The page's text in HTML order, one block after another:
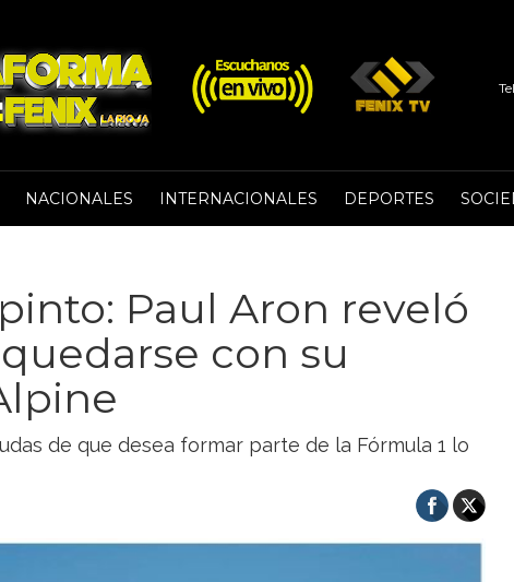
NACIONALES INTERNACIONALES DEPORTES
Paul Aron reveló
con su
de que desea formar parte de la Fórmula 1 lo